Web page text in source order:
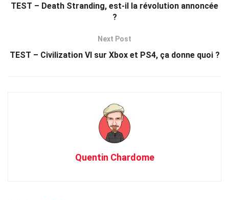
TEST – Death Stranding, est-il la révolution annoncée
?
Next Post
TEST – Civilization VI sur Xbox et PS4, ça donne quoi ?
Quentin Chardome